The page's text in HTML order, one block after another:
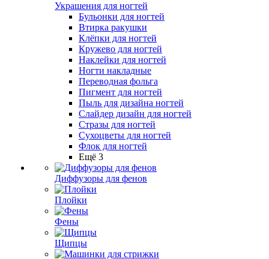
Украшения для ногтей
Бульонки для ногтей
Втирка ракушки
Клёпки для ногтей
Кружево для ногтей
Наклейки для ногтей
Ногти накладные
Переводная фольга
Пигмент для ногтей
Пыль для дизайна ногтей
Слайдер дизайн для ногтей
Стразы для ногтей
Сухоцветы для ногтей
Флок для ногтей
Ещё 3
Диффузоры для фенов
Плойки
Фены
Щипцы